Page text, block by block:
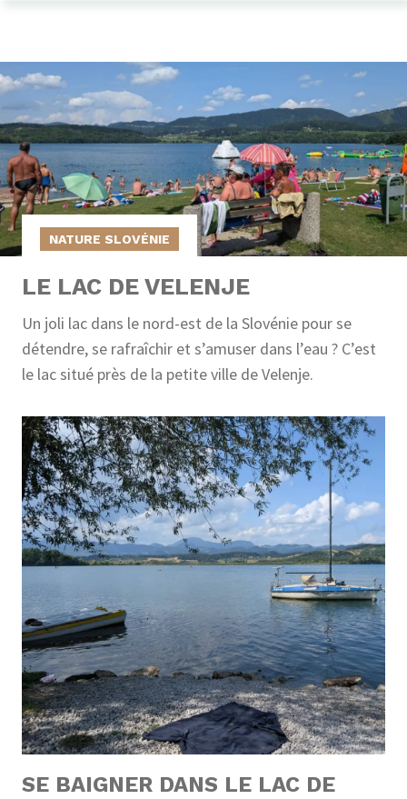
NATURE SLOVÉNIE
LE LAC DE VELENJE
Un joli lac dans le nord-est de la Slovénie pour se
détendre, se rafraîchir et s’amuser dans l’eau ? C’est
le lac situé près de la petite ville de Velenje.
SE BAIGNER DANS LE LAC DE